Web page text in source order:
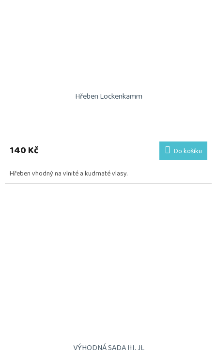
Hřeben Lockenkamm
140 Kč Do košíku
Hřeben vhodný na vlnité a kudrnaté vlasy.
VÝHODNÁ SADA III. JL